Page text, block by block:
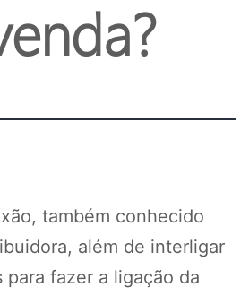
também conhecido
além de interligar
fazer a ligação da